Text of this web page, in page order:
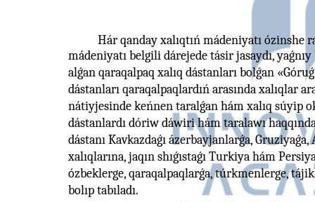
Hár qanday xalıqtıń mádeniyatı ózinshe
mádeniyatı belgili dárejede tásir jasaydı,
alǵan qaraqalpaq xalıq dástanları bolǵan
dástanları qaraqalpaqlardıń arasında xalıqlar
nátiyjesinde keńnen taralǵan hám xalıq súyip
dástanlardı dóriw dáwiri hám taralawı
dástanı Kavkazdaǵı ázerbayjanlarǵa,
xalıqlarına, jaqın shıǵıstaǵı Turkiya hám
ózbeklerge, qaraqalpaqlarǵa, túrkmenlerge,
bolıp tabıladı.